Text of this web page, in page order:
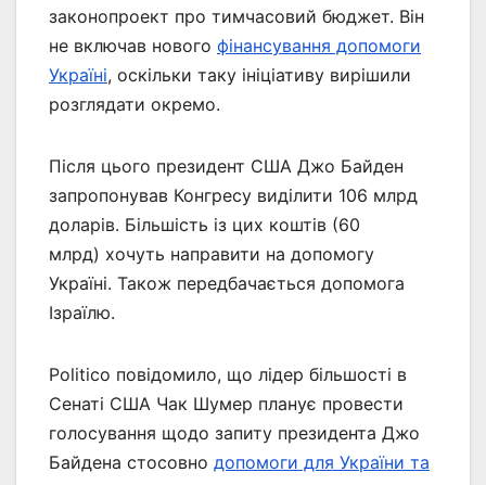
законопроект про тимчасовий бюджет. Він
не включав нового фінансування допомоги
Україні, оскільки таку ініціативу вирішили
розглядати окремо.
Після цього президент США Джо Байден
запропонував Конгресу виділити 106 млрд
доларів. Більшість із цих коштів (60
млрд) хочуть направити на допомогу
Україні. Також передбачається допомога
Ізраїлю.
Politico повідомило, що лідер більшості в
Сенаті США Чак Шумер планує провести
голосування щодо запиту президента Джо
Байдена стосовно допомоги для України та